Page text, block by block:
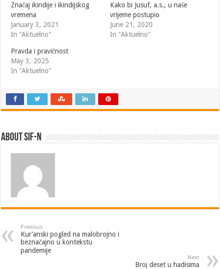
Značaj ikindije i ikindijskog
vremena
January 3, 2021
In "Aktuelno"
Kako bi Jusuf, a.s., u naše
vrijeme postupio
June 21, 2020
In "Aktuelno"
Pravda i pravičnost
May 3, 2025
In "Aktuelno"
About SIF-N
Previous
Kur’anski pogled na malobrojno i
beznačajno u kontekstu
pandemije
Next
Broj deset u hadisima